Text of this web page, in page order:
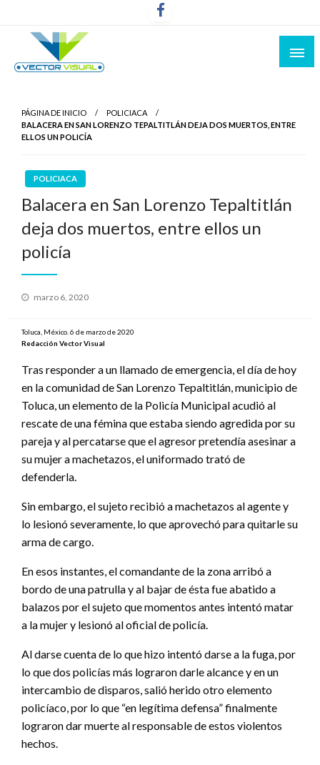
PÁGINA DE INICIO
POLICIACA
BALACERA EN SAN LORENZO TEPALTITLÁN DEJA DOS MUERTOS, ENTRE
ELLOS UN POLICÍA
POLICIACA
Balacera en San Lorenzo Tepaltitlán
deja dos muertos, entre ellos un
policía
Publicado
marzo 6, 2020
Toluca, México. 6 de marzo de 2020
Redacción Vector Visual
Tras responder a un llamado de emergencia, el día de hoy
en la comunidad de San Lorenzo Tepaltitlán, municipio de
Toluca, un elemento de la Policía Municipal acudió al
rescate de una fémina que estaba siendo agredida por su
pareja y al percatarse que el agresor pretendía asesinar a
su mujer a machetazos, el uniformado trató de
defenderla.
Sin embargo, el sujeto recibió a machetazos al agente y
lo lesionó severamente, lo que aprovechó para quitarle su
arma de cargo.
En esos instantes, el comandante de la zona arribó a
bordo de una patrulla y al bajar de ésta fue abatido a
balazos por el sujeto que momentos antes intentó matar
a la mujer y lesionó al oficial de policía.
Al darse cuenta de lo que hizo intentó darse a la fuga, por
lo que dos policías más lograron darle alcance y en un
intercambio de disparos, salió herido otro elemento
policíaco, por lo que “en legítima defensa” finalmente
lograron dar muerte al responsable de estos violentos
hechos.